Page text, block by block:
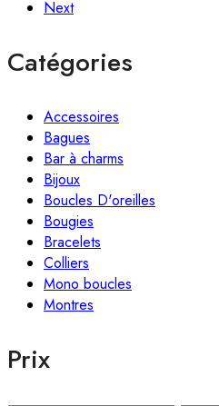
Next
Catégories
Accessoires
Bagues
Bar à charms
Bijoux
Boucles D'oreilles
Bougies
Bracelets
Colliers
Mono boucles
Montres
Prix